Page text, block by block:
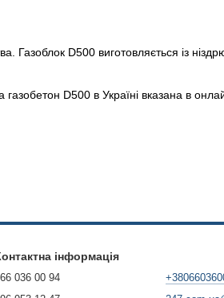
Газоблок D500 виготовляється із
D500 в Україні вказана в
інформація
036 00 94